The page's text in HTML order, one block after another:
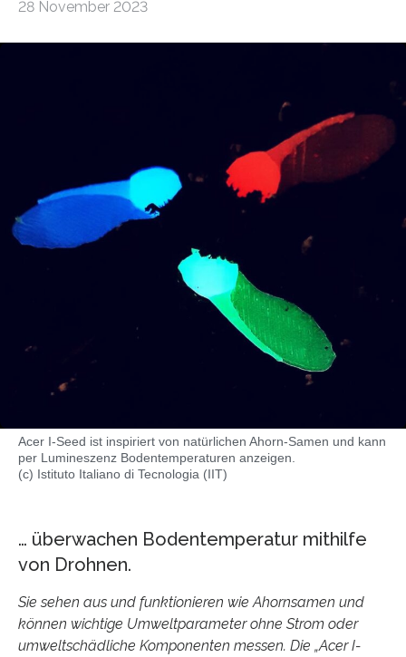
28 November 2023
Acer I-Seed ist inspiriert von natürlichen Ahorn-Samen und kann
per Lumineszenz Bodentemperaturen anzeigen.
(c) Istituto Italiano di Tecnologia (IIT)
… überwachen Bodentemperatur mithilfe
von Drohnen.
Sie sehen aus und funktionieren wie Ahornsamen und
können wichtige Umweltparameter ohne Strom oder
umweltschädliche Komponenten messen. Die „Acer I-